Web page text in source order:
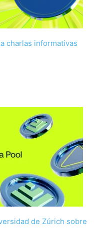
charlas informativas
de Zúrich sobre